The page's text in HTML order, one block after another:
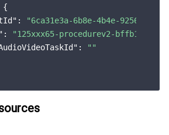
{
:
"6ca31e3a-6b8e-4b4e-9256-
:
"125xxx65-procedurev2-
:
""